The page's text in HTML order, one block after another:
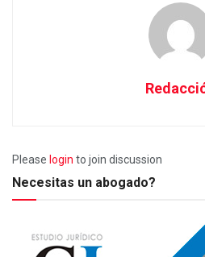
Please login to join discussion
Necesitas un abogado?